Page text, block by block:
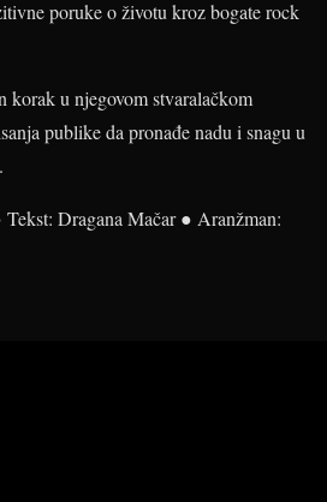
poruke o životu kroz bogate rock
korak u njegovom stvaralačkom
publike da pronađe nadu i snagu u
Dragana Mačar ● Aranžman: